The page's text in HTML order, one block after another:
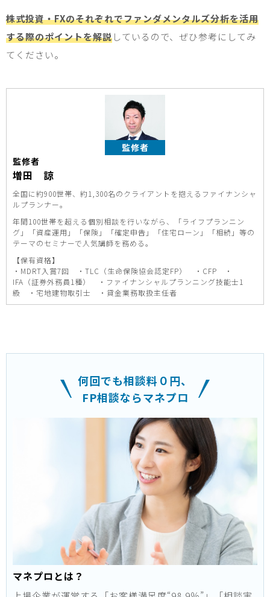
株式投資・FXのそれぞれでファンダメンタルズ分析を活用
する際のポイントを解説しているので、ぜひ参考にしてみ
てください。
監修者
監修者
増田 諒
全国に約900世帯、約1,300名のクライアントを抱えるファイナンシャ
ルプランナー。
年間100世帯を超える個別相談を行いながら、「ライフプランニン
グ」「資産運用」「保険」「確定申告」「住宅ローン」「相続」等の
テーマのセミナーで人気講師を務める。
【保有資格】
・MDRT入賞7回 ・TLC（生命保険協会認定FP） ・CFP ・
IFA（証券外務員1種） ・ファイナンシャルプランニング技能士1
級 ・宅地建物取引士 ・貸金業務取扱主任者
何回でも相談料０円、
FP相談ならマネプロ
マネプロとは？